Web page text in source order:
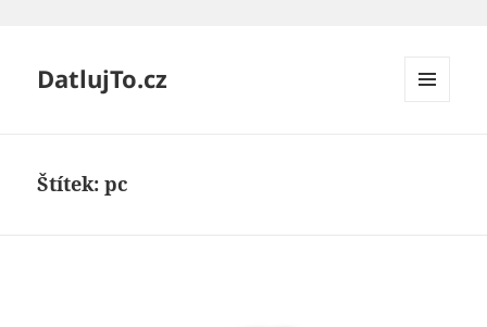
DatlujTo.cz
Štítek:pc